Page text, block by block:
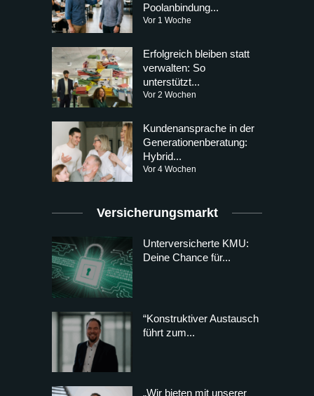
Poolanbindung...
Vor 1 Woche
Erfolgreich bleiben statt
verwalten: So
unterstützt...
Vor 2 Wochen
Kundenansprache in der
Generationenberatung:
Hybrid...
Vor 4 Wochen
Versicherungsmarkt
Unterversicherte KMU:
Deine Chance für...
“Konstruktiver Austausch
führt zum...
„Wir bieten mit unserer